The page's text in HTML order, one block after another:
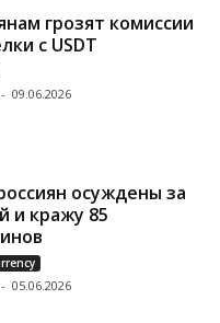
грозят комиссии
с USDT
- 09.06.2026
осуждены за
и кражу 85
- 05.06.2026